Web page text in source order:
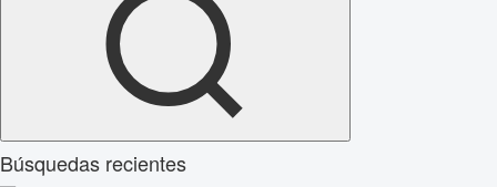
Búsquedas recientes